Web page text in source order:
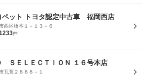
ペット トヨタ認定中古車 福岡西店
西区橋本１－１３－６
件
ＳＥＬＥＣＴＩＯＮ １６号本店
瓦葺２８８８－１